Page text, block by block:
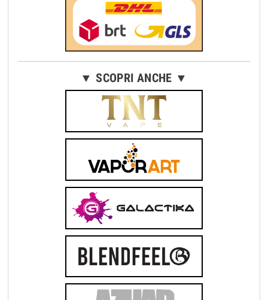
▼ SCOPRI ANCHE ▼